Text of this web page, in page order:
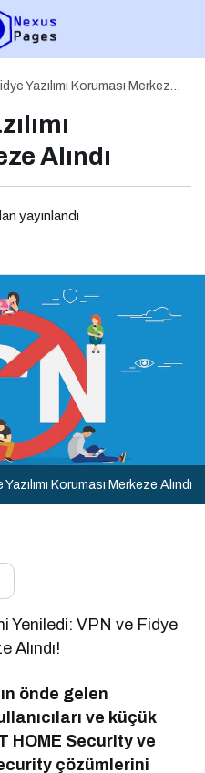
Yazılımı Koruması Merkeze
Alındı
yayınlandı
Koruması Merkeze Alındı
Yeniledi: VPN ve Fidye
Alındı!
önde gelen
ve küçük
HOME Security ve
çözümlerini
tehdidi: SnakeStealer